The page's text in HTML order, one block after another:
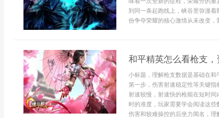
到同一条起跑线上，峡谷里弥漫
份争夺荣耀的核心激情从未改变
和平精英怎么看枪支
小标题，理解枪支数据是基础在
第一步，伤害射速稳定性等关键
射速较慢，射速快的枪能在短时
时的准度，玩家需要学会阅读这
伤害和较难操控的后坐力闻名，理